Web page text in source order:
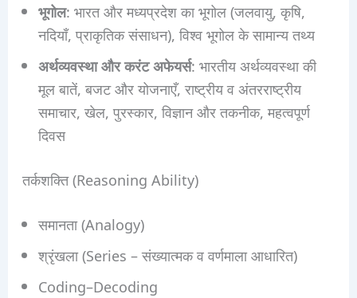
भूगोल: भारत और मध्यप्रदेश का भूगोल (जलवायु, कृषि,
नदियाँ, प्राकृतिक संसाधन), विश्व भूगोल के सामान्य तथ्य
अर्थव्यवस्था और करंट अफेयर्स: भारतीय अर्थव्यवस्था की
मूल बातें, बजट और योजनाएँ, राष्ट्रीय व अंतरराष्ट्रीय
समाचार, खेल, पुरस्कार, विज्ञान और तकनीक, महत्वपूर्ण
दिवस
तर्कशक्ति (Reasoning Ability)
समानता (Analogy)
श्रृंखला (Series – संख्यात्मक व वर्णमाला आधारित)
Coding–Decoding